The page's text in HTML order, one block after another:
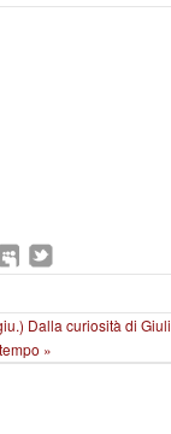
Dalla curiosità di
»